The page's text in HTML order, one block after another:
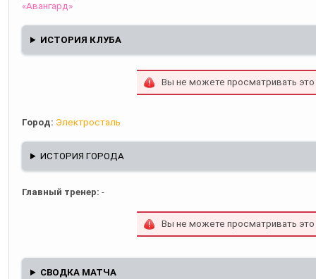
«Авангард»
ИСТОРИЯ КЛУБА
Вы не можете просматривать
Город: Электросталь
ИСТОРИЯ ГОРОДА
Главный тренер: -
Вы не можете просматривать
СВОДКА МАТЧА